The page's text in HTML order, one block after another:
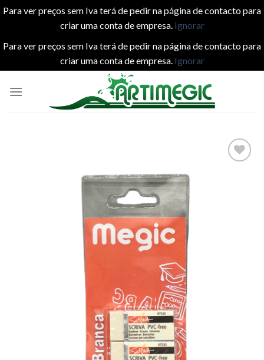
Para ver preços sem Iva terá de pedir na página de contacto para
criar uma conta de empresa. Ignorar
Para ver preços sem Iva terá de pedir na página de contacto para
criar uma conta de empresa. Ignorar